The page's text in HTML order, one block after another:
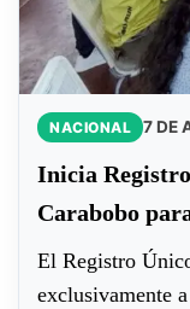
NACIONAL 7 DE
Inicia
Carabobo
El Registro
exclusivamente